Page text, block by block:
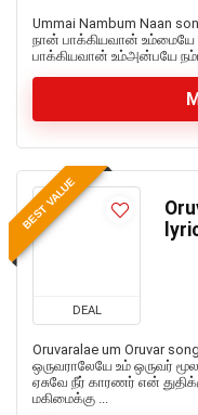
Ummai Nambum Naan
நான் பாக்கியவான் உம்மையே
பாக்கியவான் உம்அன்பயே
BEST VALUE
DEAL
Oruvaralae um Oruvar
ஒருவராலேயே உம் ஒருவர்
ஏசுவே நீர் காரணர் என்
மகிமைக்கு ...